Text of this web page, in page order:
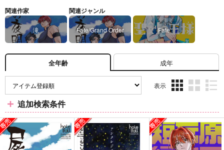
関連作家
滝
関連ジャンル
Fate/Grand Order Fate
全年齢 成年
表示
ム
表
示
ム
表
示
ム
表
示
追加検索条件